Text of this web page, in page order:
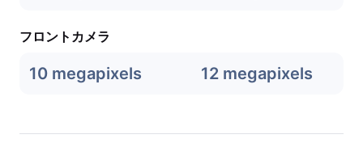
フロントカメラ
10 megapixels 12 megapixels